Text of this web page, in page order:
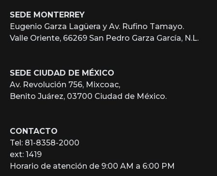
SEDE MONTERREY
Eugenio Garza Lagüera y Av. Rufino Tamayo.
Valle Oriente, 66269 San Pedro Garza García, N.L.
SEDE CIUDAD DE MÉXICO
Av. Revolución 756, Mixcoac,
Benito Juárez, 03700 Ciudad de México.
CONTACTO
Tel: 81-8358-2000
ext: 1419
Horario de atención de 9:00 AM a 6:00 PM